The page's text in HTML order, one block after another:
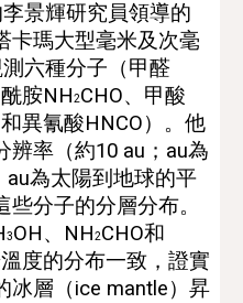
景輝研究員領導的
卡瑪大型毫米及次毫
六種分子（甲醛
胺NH2CHO、甲酸
異氰酸HNCO）。他
辨率（約10 au；au為
au為太陽到地球的平
分子的分層分布。
3OH、NH2CHO和
度的分布一致，證實
冰層（ice mantle）昇